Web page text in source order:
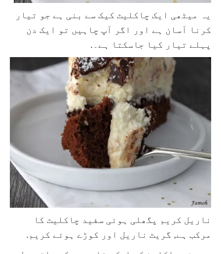
یہ میٹھی ایک چاکلیٹ کیک سے بنی ہے جو تیار
کرنا آسان ہے اور اگر آپ چاہیں تو ایک دن
پہلے تیار کیا جاسکتا ہے۔.
ناریل کریم پگھلی ہوئی سفید چاکلیٹ کا
مرکب ہے, گریٹ ناریل اور کوڑے ہوئے کریم.